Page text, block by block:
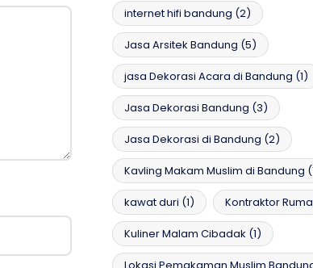
internet hifi bandung (2)
Jasa Arsitek Bandung (5)
jasa Dekorasi Acara di Bandung (1)
Jasa Dekorasi Bandung (3)
Jasa Dekorasi di Bandung (2)
Kavling Makam Muslim di Bandung
kawat duri (1) Kontraktor
Kuliner Malam Cibadak (1)